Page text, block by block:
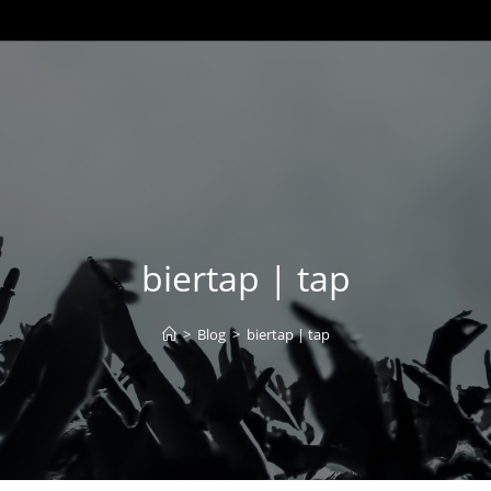
biertap | tap
> Blog > biertap | tap